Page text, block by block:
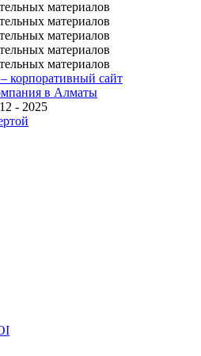
корпоративный сайт
в Алматы
- 2025